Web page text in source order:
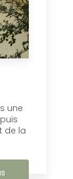
une
de la